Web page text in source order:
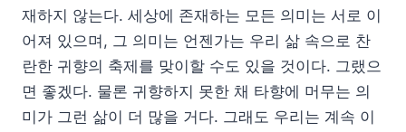
재하지 않는다. 세상에 존재하는 모든 의미는 서로 이
어져 있으며, 그 의미는 언젠가는 우리 삶 속으로 찬
란한 귀향의 축제를 맞이할 수도 있을 것이다. 그랬으
면 좋겠다. 물론 귀향하지 못한 채 타향에 머무는 의
미가 그런 삶이 더 많을 거다. 그래도 우리는 계속 이